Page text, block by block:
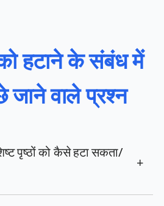
हटाने के संबंध में
वाले प्रश्न
पृष्ठों को कैसे हटा सकता/
+